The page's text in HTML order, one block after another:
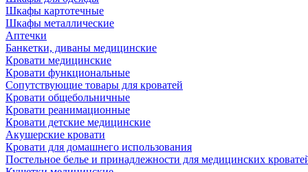
Шкафы картотечные
Шкафы металлические
Аптечки
Банкетки, диваны медицинские
Кровати медицинские
Кровати функциональные
Сопутствующие товары для кроватей
Кровати общебольничные
Кровати реанимационные
Кровати детские медицинские
Акушерские кровати
Кровати для домашнего использования
Постельное белье и принадлежности для медицинских